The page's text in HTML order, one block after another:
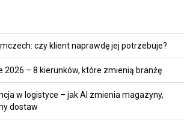
czy klient naprawdę jej potrzebuje?
2026 – 8 kierunków, które zmienią branżę
w logistyce – jak AI zmienia magazyny,
dostaw